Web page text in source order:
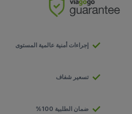
إجراءات أمنية عالمية المستوى
تسعير شفاف
ضمان الطلبية 100%